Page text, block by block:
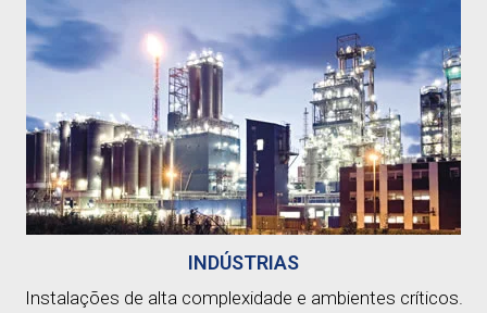
INDÚSTRIAS
Instalações de alta complexidade e ambientes críticos.